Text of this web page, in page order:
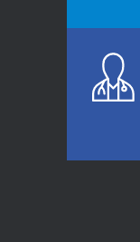
上班常
醫示警
骨科魏
質密度